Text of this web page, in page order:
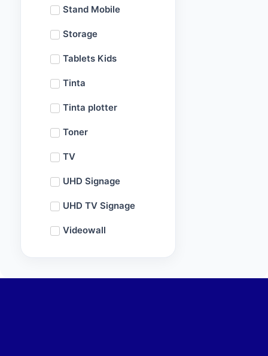
Stand Mobile
Storage
Tablets Kids
Tinta
Tinta plotter
Toner
TV
UHD Signage
UHD TV Signage
Videowall